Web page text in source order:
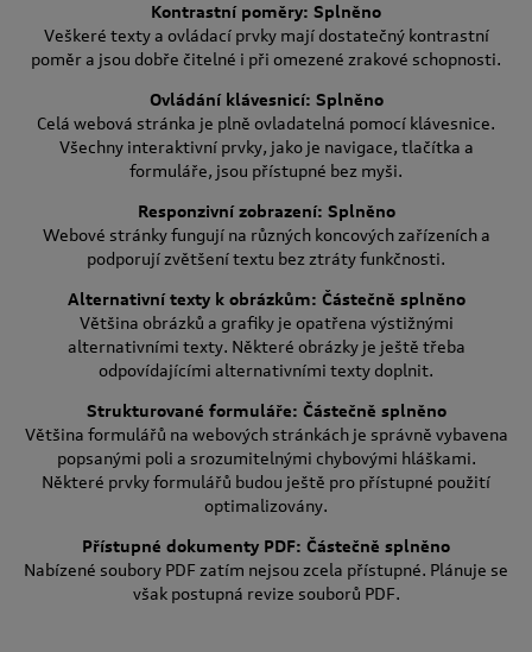
Kontrastní poměry: Splněno
Veškeré texty a ovládací prvky mají dostatečný kontrastní
poměr a jsou dobře čitelné i při omezené zrakové schopnosti.
Ovládání klávesnicí: Splněno
Celá webová stránka je plně ovladatelná pomocí klávesnice.
Všechny interaktivní prvky, jako je navigace, tlačítka a
formuláře, jsou přístupné bez myši.
Responzivní zobrazení: Splněno
Webové stránky fungují na různých koncových zařízeních a
podporují zvětšení textu bez ztráty funkčnosti.
Alternativní texty k obrázkům: Částečně splněno
Většina obrázků a grafiky je opatřena výstižnými
alternativními texty. Některé obrázky je ještě třeba
odpovídajícími alternativními texty doplnit.
Strukturované formuláře: Částečně splněno
Většina formulářů na webových stránkách je správně vybavena
popsanými poli a srozumitelnými chybovými hláškami.
Některé prvky formulářů budou ještě pro přístupné použití
optimalizovány.
Přístupné dokumenty PDF: Částečně splněno
Nabízené soubory PDF zatím nejsou zcela přístupné. Plánuje se
však postupná revize souborů PDF.